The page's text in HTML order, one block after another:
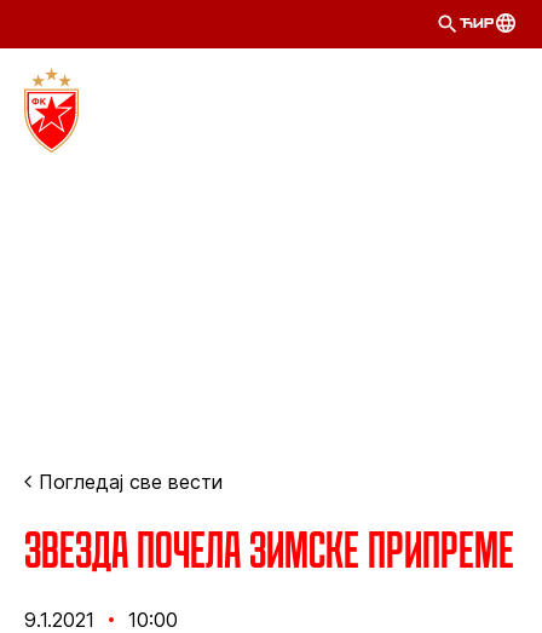
ЋИР
Погледај све вести
Звезда почела зимске припреме
9.1.2021 10:00